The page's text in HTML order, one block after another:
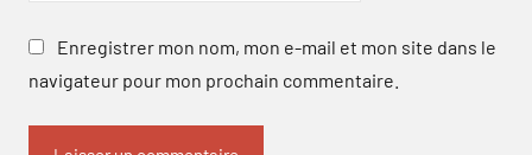
Enregistrer mon nom, mon e-mail et mon site dans le
navigateur pour mon prochain commentaire.